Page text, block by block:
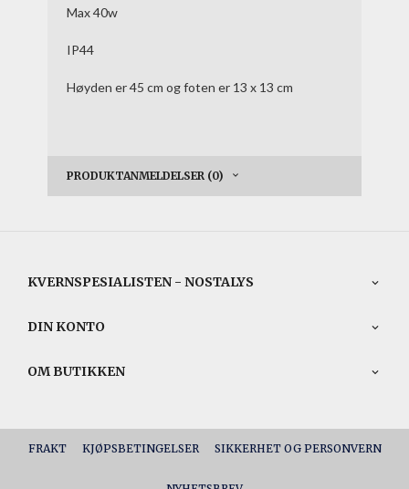
Max 40w
IP44
Høyden er 45 cm og foten er 13 x 13 cm
PRODUKTANMELDELSER (0)
KVERNSPESIALISTEN - NOSTALYS
DIN KONTO
OM BUTIKKEN
FRAKT KJØPSBETINGELSER SIKKERHET OG PERSONVERN